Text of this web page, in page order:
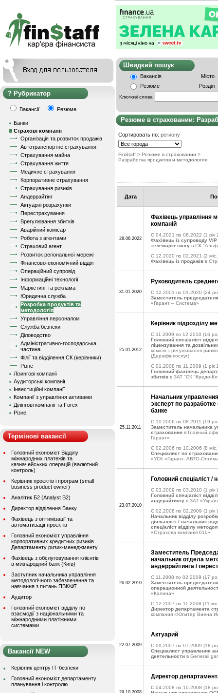
Рубрикатор
Вакансії Резюме
Банки
Страхові компанії
Організація та розвиток продажів
Автотранспортне страхування
Страхування майна
Страхування життя
Медичне страхування
Корпоративне страхування
Страхування ризиків
Андеррайтінг
Актуарні розрахунки
Перестрахування
Врегулювання збитків
Аварійний комісар
Робота з агентами
Страховий агент
Розвиток регіональної мережі
Фінансово-економічний відділ
Операційний супровід
Інформаційні технології
Маркетинг та реклама
Юридична служба
Розробка продуктів та
методологія
Управління персоналом
Служба безпеки
Діловодство
Адміністративно-господарська
частина
Філії та відділення СК (керівники)
Різне
Лізингові компанії
Аудиторські компанії
Інвестиційні компанії
Компанії з управління активами
Ділінгові компанії та Forex
Різне
Термінові вакансії
Головний економіст Відділу
міжнародних платежів та
казначейських операцій (валютний
контроль)
Керівник проєктів і програм (small
business product owner)
Аналітик Б2 (Analyst B2)
Директор відділення Банку
Фахівець з оптимізації та
автоматизації проєктів
Головний економіст управління
корпоративних кредитних ризиків
Департаменту ризик-менеджменту
Фахівець з обслуговування клієнтів
в міжнародний банк (Київ)
Заступник начальника управління
методологічного забезпечення та
навчання з питань ПВК/ФТ
Аудитор
Головний економіст відділу по
взаємодії з національними та
міжнародними платіжними
системами
Вакансії NEW
Керівник центру ІТ-безпеки
Головний економіст департаменту
планування і контролю
Швидкий
Вакансія
Місто
Резюме
Розділ
Ключові слова
Резюме в страховании:
Сортировать по: региону
FinStaff > Резюме в страховании >
Разработка продуктов и методология
Дата
28.06.2022
Фахівець управління
компаній
C 04.2021 по 06.2022 (1 рік
Фахівець із супроводу VIP
телемаркетингу в СК
C 12.2020 по 02.2021 (2
Фахівець із продажів в
31.01.2020
Руководитель
C 12.2001 по 01.2020 (24
Заместитель
«Гарант – Система»
25.01.2012
Керівник підрозділу
C 11.2009 по 12.2010 (16
Головний спеціаліст
ліцензування та
комісія з регулювання
(Держфінпослуг)
C 01.2008 по 11.2009 (1 рік
Головний фахівець
збитків в ЗАТ "СК "Кредо-
25.11.2011
Начальник
эксперт по
банке
C 10.2006 по 08.2011 (19
Заместитель начальника
страхования в Главный
Гарант»
C 02.2006 по 10.2006 (8
Специалист по
«УСК «Гарант–АВТО-
23.07.2010
Головний спеціаліст /
C 03.2009 по 03.2010 (1 рік )
Головний спеціаліст
андерайтингу в ЗАТ
C 02.2008 по 02.2009 (1 рік )
Начальник відділу
діяльності / начальник
спеціаліст відділу
«Страхова компанія 611»
26.02.2010
Заместитель
начальник отдела
андеррайтинга /
C 11.2008 по 02.2009 (17
Заместитель
операционной
«Калина»
C 12.2007 по 11.2008 (11
Директор департамента
компания «Юпитер Виена
22.07.2009
Актуарий
C 09.2007 по 07.2009 (18
Специалист управления
деятельности в Generali
29.10.2008
Директор
C 04.2008 по 10.2008 (18